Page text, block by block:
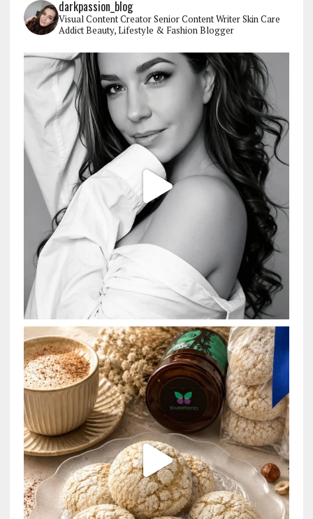
darkpassion_blog
Visual Content CreatorSenior Content WriterSkin Care
AddictBeauty, Lifestyle & Fashion Blogger